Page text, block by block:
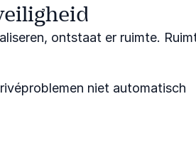
ontstaat er ruimte.
niet automatisch